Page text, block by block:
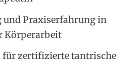
und Praxiserfahrung in
Körperarbeit
für zertifizierte tantrische